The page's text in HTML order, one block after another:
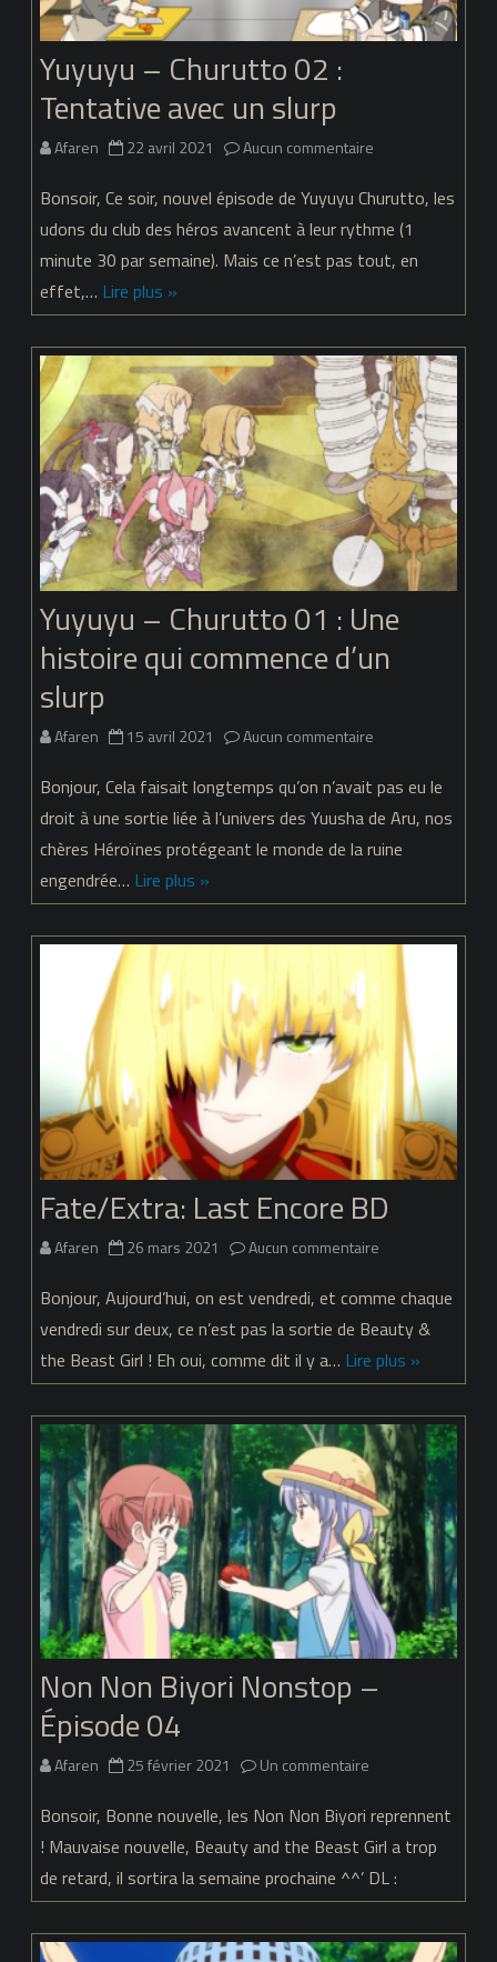
main
Yuyuyu – Churutto 02 :
Tentative avec un slurp
Afaren 22 avril 2021 Aucun commentaire
–
Churutto
Tentative
avec
un
slurp
Bonsoir, Ce soir, nouvel épisode de Yuyuyu Churutto, les
udons du club des héros avancent à leur rythme (1
minute 30 par semaine). Mais ce n’est pas tout, en
effet,… Lire plus »
Yuyuyu – Churutto 01 : Une
histoire qui commence d’un
slurp
Afaren 15 avril 2021 Aucun commentaire
–
Churutto
histoire
qui
commence
d’un
slurp
Bonjour, Cela faisait longtemps qu’on n’avait pas eu le
droit à une sortie liée à l’univers des Yuusha de Aru, nos
chères Héroïnes protégeant le monde de la ruine
engendrée… Lire plus »
Fate/Extra: Last Encore BD
Afaren 26 mars 2021 Aucun commentaire
Last
Encore
Bonjour, Aujourd’hui, on est vendredi, et comme chaque
vendredi sur deux, ce n’est pas la sortie de Beauty &
the Beast Girl ! Eh oui, comme dit il y a… Lire plus »
Non Non Biyori Nonstop –
Épisode 04
Afaren 25 février 2021 Un commentaire
Non
Biyori
Bonsoir, Bonne nouvelle, les Non Non Biyori reprennent
! Mauvaise nouvelle, Beauty and the Beast Girl a trop
de retard, il sortira la semaine prochaine ^^’ DL :